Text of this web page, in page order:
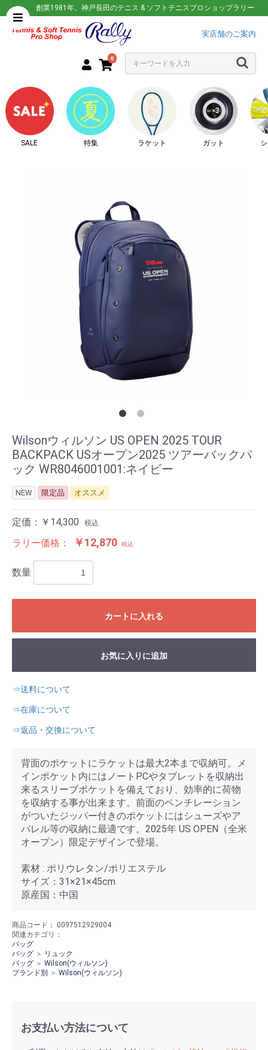
創業1981年。神戸長田のテニス & ソフトテニスプロショップラリー
実店舗のご案内
0
SALE 特集 ラケット ガット
Wilsonウィルソン US OPEN 2025 TOUR
BACKPACK USオープン2025 ツアーバックパ
ック WR8046001001:ネイビー
NEW 限定品 オススメ
定価：￥14,300 税込
ラリー価格： ￥12,870 税込
数量
カートに入れる
お気に入りに追加
⇒送料について
⇒在庫について
⇒返品・交換について
背面のポケットにラケットは最大2本まで収納可。メ
インポケット内にはノートPCやタブレットを収納出
来るスリーブポケットを備えており、効率的に荷物
を収納する事が出来ます。前面のベンチレーション
がついたジッパー付きのポケットにはシューズやア
パレル等の収納に最適です。2025年 US OPEN（全米
オープン）限定デザインで登場。
素材 : ポリウレタン/ポリエステル
サイズ：31×21×45cm
原産国：中国
商品コード： 0097512929004
関連カテゴリ：
バッグ
バッグ ＞ リュック
バッグ ＞ Wilson(ウィルソン)
ブランド別
＞ Wilson(ウィルソン)
お支払い方法について